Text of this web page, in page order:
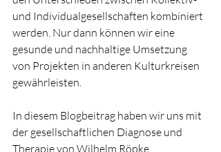
und Individualgesellschaften kombiniert
werden. Nur dann können wir eine
gesunde und nachhaltige Umsetzung
von Projekten in anderen Kulturkreisen
gewährleisten.
In diesem Blogbeitrag haben wir uns mit
der gesellschaftlichen Diagnose und
Therapie von Wilhelm Röpke